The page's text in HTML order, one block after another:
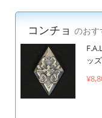
コンチョ のおす
ッズ